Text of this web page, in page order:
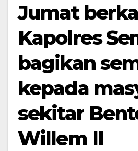
Jumat
Kapolres
bagikan
kepada
sekitar
Willem II